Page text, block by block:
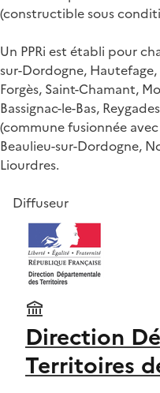
(constructible sous
Un PPRi est établi pour
sur-Dordogne,
Forgès, Saint-Chamant,
Bassignac-le-Bas,
(commune fusionnée
Beaulieu-sur-Dordogne,
Liourdres.
Diffuseur
Direction
Territoires